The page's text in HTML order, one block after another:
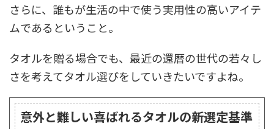
さらに、誰もが生活の中で使う実用性の高いアイテ
ムであるということ。
タオルを贈る場合でも、最近の還暦の世代の若々し
さを考えてタオル選びをしていきたいですよね。
意外と難しい喜ばれるタオルの新選定基準